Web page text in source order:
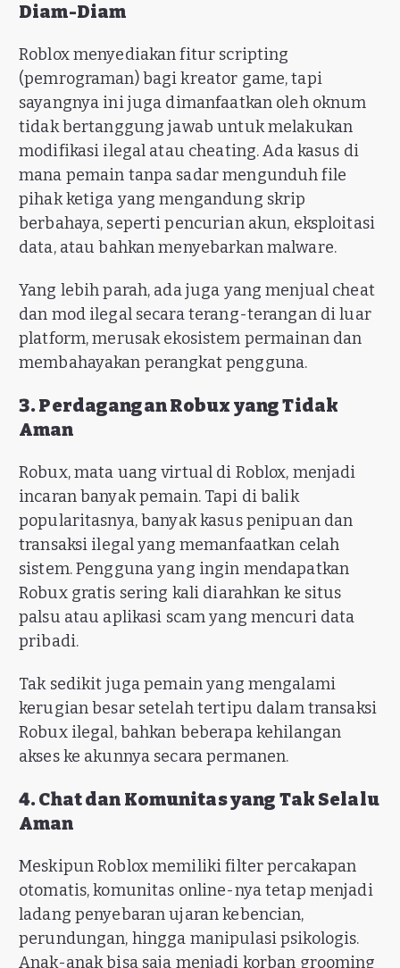
Diam-Diam
Roblox menyediakan fitur scripting
(pemrograman) bagi kreator game, tapi
sayangnya ini juga dimanfaatkan oleh oknum
tidak bertanggung jawab untuk melakukan
modifikasi ilegal atau cheating. Ada kasus di
mana pemain tanpa sadar mengunduh file
pihak ketiga yang mengandung skrip
berbahaya, seperti pencurian akun, eksploitasi
data, atau bahkan menyebarkan malware.
Yang lebih parah, ada juga yang menjual cheat
dan mod ilegal secara terang-terangan di luar
platform, merusak ekosistem permainan dan
membahayakan perangkat pengguna.
3. Perdagangan Robux yang Tidak
Aman
Robux, mata uang virtual di Roblox, menjadi
incaran banyak pemain. Tapi di balik
popularitasnya, banyak kasus penipuan dan
transaksi ilegal yang memanfaatkan celah
sistem. Pengguna yang ingin mendapatkan
Robux gratis sering kali diarahkan ke situs
palsu atau aplikasi scam yang mencuri data
pribadi.
Tak sedikit juga pemain yang mengalami
kerugian besar setelah tertipu dalam transaksi
Robux ilegal, bahkan beberapa kehilangan
akses ke akunnya secara permanen.
4. Chat dan Komunitas yang Tak Selalu
Aman
Meskipun Roblox memiliki filter percakapan
otomatis, komunitas online-nya tetap menjadi
ladang penyebaran ujaran kebencian,
perundungan, hingga manipulasi psikologis.
Anak-anak bisa saja menjadi korban grooming